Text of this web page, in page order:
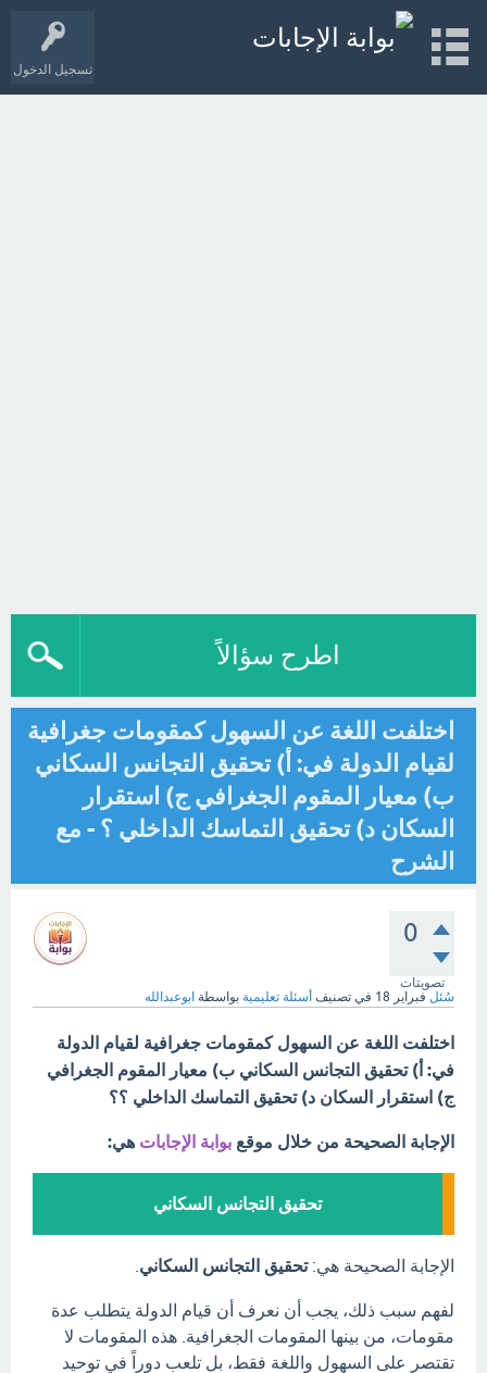
تسجيل الدخول
اطرح سؤالاً
اختلفت اللغة عن السهول كمقومات جغرافية
لقيام الدولة في: أ) تحقيق التجانس السكاني
ب) معيار المقوم الجغرافي ج) استقرار
السكان د) تحقيق التماسك الداخلي ؟ - مع
الشرح
0
تصويتات
سُئل فبراير 18 في تصنيف أسئلة تعليمية بواسطة ابوعبدالله
اختلفت اللغة عن السهول كمقومات جغرافية لقيام الدولة
في: أ) تحقيق التجانس السكاني ب) معيار المقوم الجغرافي
ج) استقرار السكان د) تحقيق التماسك الداخلي ؟؟
الإجابة الصحيحة من خلال موقع بوابة الإجابات هي:
تحقيق التجانس السكاني
الإجابة الصحيحة هي:تحقيق التجانس السكاني
لفهم سبب ذلك، يجب أن نعرف أن قيام الدولة يتطلب عدة
مقومات، من بينها المقومات الجغرافية. هذه المقومات لا
تقتصر على السهول واللغة فقط، بل تلعب دوراً في توحيد